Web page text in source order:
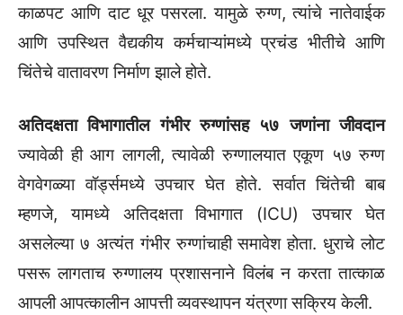
काळपट आणि दाट धूर पसरला. यामुळे रुग्ण, त्यांचे नातेवाईक
आणि उपस्थित वैद्यकीय कर्मचाऱ्यांमध्ये प्रचंड भीतीचे आणि
चिंतेचे वातावरण निर्माण झाले होते.
अतिदक्षता विभागातील गंभीर रुग्णांसह ५७ जणांना जीवदान
ज्यावेळी ही आग लागली, त्यावेळी रुग्णालयात एकूण ५७ रुग्ण
वेगवेगळ्या वॉर्ड्समध्ये उपचार घेत होते. सर्वात चिंतेची बाब
म्हणजे, यामध्ये अतिदक्षता विभागात (ICU) उपचार घेत
असलेल्या ७ अत्यंत गंभीर रुग्णांचाही समावेश होता. धुराचे लोट
पसरू लागताच रुग्णालय प्रशासनाने विलंब न करता तात्काळ
आपली आपत्कालीन आपत्ती व्यवस्थापन यंत्रणा सक्रिय केली.